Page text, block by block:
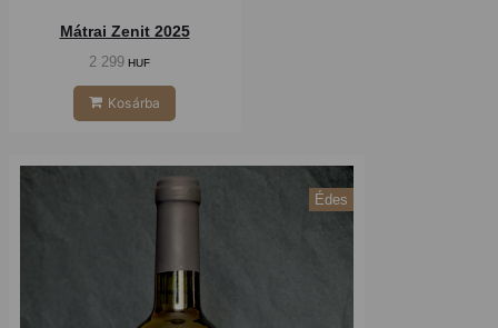
Mátrai Zenit 2025
2 299HUF
Kosárba
Édes